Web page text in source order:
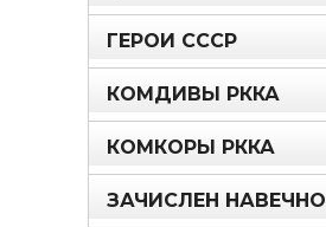
ГЕРОИ СССР
КОМДИВЫ РККА
КОМКОРЫ РККА
ЗАЧИСЛЕН НАВЕЧНО